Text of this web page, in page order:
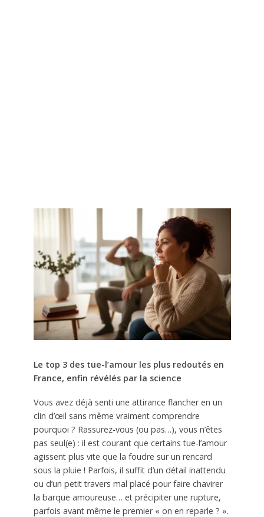
Le top 3 des tue-l’amour les plus redoutés en
France, enfin révélés par la science
Vous avez déjà senti une attirance flancher en un
clin d’œil sans même vraiment comprendre
pourquoi ? Rassurez-vous (ou pas…), vous n’êtes
pas seul(e) : il est courant que certains tue-l’amour
agissent plus vite que la foudre sur un rencard
sous la pluie ! Parfois, il suffit d’un détail inattendu
ou d’un petit travers mal placé pour faire chavirer
la barque amoureuse… et précipiter une rupture,
parfois avant même le premier « on en reparle ? ».